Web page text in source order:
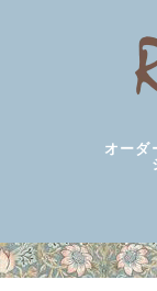
オーダ